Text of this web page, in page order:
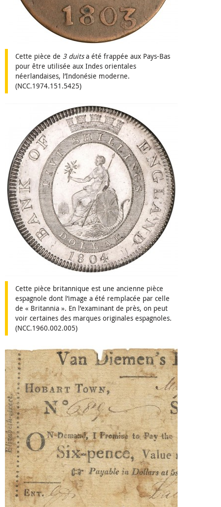
Cette pièce de 3 duitsa été frappée aux Pays-Bas
pour être utilisée aux Indes orientales
néerlandaises, l’Indonésie moderne.
(NCC.1974.151.5425)
Cette pièce britannique est une ancienne pièce
espagnole dont l’image a été remplacée par celle
de « Britannia ». En l’examinant de près, on peut
voir certaines des marques originales espagnoles.
(NCC.1960.002.005)